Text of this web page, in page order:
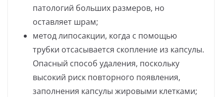
патологий больших размеров, но
оставляет шрам;
метод липосакции, когда с помощью
трубки отсасывается скопление из капсулы.
Опасный способ удаления, поскольку
высокий риск повторного появления,
заполнения капсулы жировыми клетками;